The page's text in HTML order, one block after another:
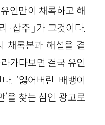
인만이 채록하고 해
·삽주」가 그것이다.
채록본과 해설을 곁
가다보면 결국 유인
. ‘잃어버린 배뱅이
’을 찾는 심인 광고로